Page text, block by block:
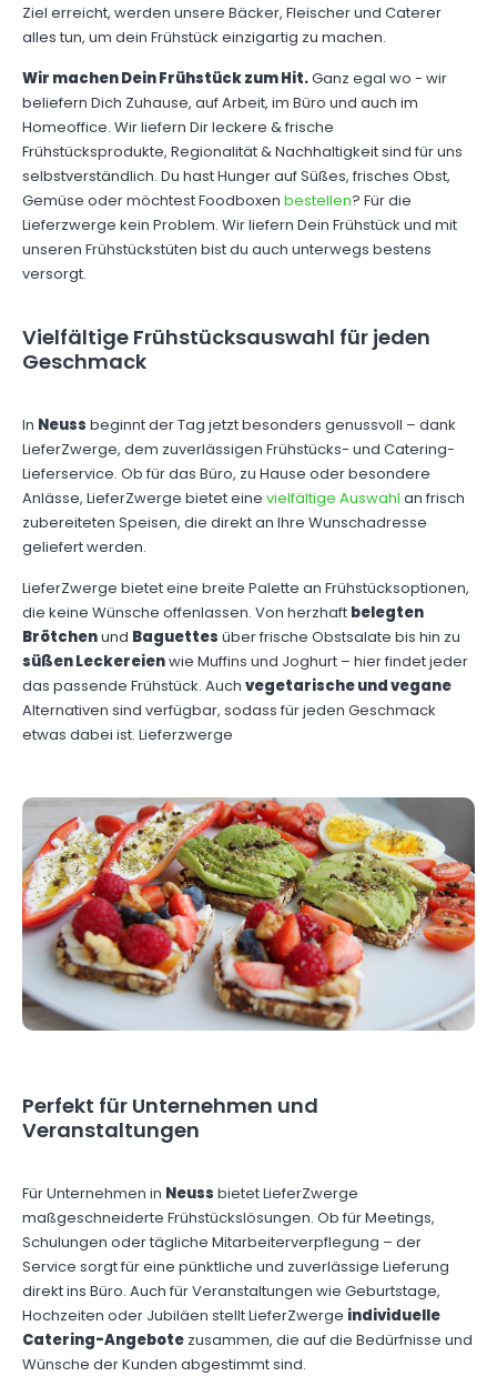
Ziel erreicht, werden unsere Bäcker, Fleischer und Caterer
alles tun, um dein Frühstück einzigartig zu machen.
Wir machen Dein Frühstück zum Hit.Ganz egal wo - wir
beliefern Dich Zuhause, auf Arbeit, im Büro und auch im
Homeoffice. Wir liefern Dir leckere & frische
Frühstücksprodukte, Regionalität & Nachhaltigkeit sind für uns
selbstverständlich. Du hast Hunger auf Süßes, frisches Obst,
Gemüse oder möchtest Foodboxen bestellen? Für die
Lieferzwerge kein Problem. Wir liefern Dein Frühstück und mit
unseren Frühstückstüten bist du auch unterwegs bestens
versorgt.
Vielfältige Frühstücksauswahl für jeden
Geschmack
In Neuss beginnt der Tag jetzt besonders genussvoll – dank
LieferZwerge, dem zuverlässigen Frühstücks- und Catering-
Lieferservice. Ob für das Büro, zu Hause oder besondere
Anlässe, LieferZwerge bietet eine vielfältige Auswahl an frisch
zubereiteten Speisen, die direkt an Ihre Wunschadresse
geliefert werden.
LieferZwerge bietet eine breite Palette an Frühstücksoptionen,
die keine Wünsche offenlassen. Von herzhaft belegten
Brötchenund Baguettes über frische Obstsalate bis hin zu
süßen Leckereienwie Muffins und Joghurt – hier findet jeder
das passende Frühstück. Auch vegetarische und vegane
Alternativen sind verfügbar, sodass für jeden Geschmack
etwas dabei ist. Lieferzwerge
Perfekt für Unternehmen und
Veranstaltungen
Für Unternehmen in Neuss bietet LieferZwerge
maßgeschneiderte Frühstückslösungen. Ob für Meetings,
Schulungen oder tägliche Mitarbeiterverpflegung – der
Service sorgt für eine pünktliche und zuverlässige Lieferung
direkt ins Büro. Auch für Veranstaltungen wie Geburtstage,
Hochzeiten oder Jubiläen stellt LieferZwerge individuelle
Catering-Angebote zusammen, die auf die Bedürfnisse und
Wünsche der Kunden abgestimmt sind.